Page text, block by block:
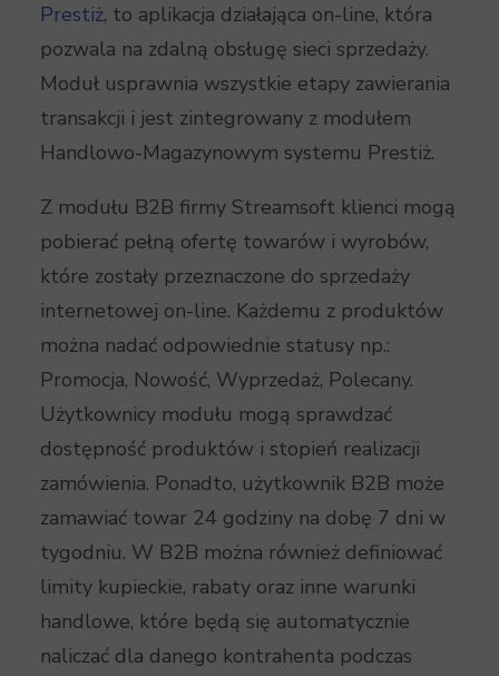
Prestiż, to aplikacja działająca on-line, która
pozwala na zdalną obsługę sieci sprzedaży.
Moduł usprawnia wszystkie etapy zawierania
transakcji i jest zintegrowany z modułem
Handlowo-Magazynowym systemu Prestiż.
Z modułu B2B firmy Streamsoft klienci mogą
pobierać pełną ofertę towarów i wyrobów,
które zostały przeznaczone do sprzedaży
internetowej on-line. Każdemu z produktów
można nadać odpowiednie statusy np.:
Promocja, Nowość, Wyprzedaż, Polecany.
Użytkownicy modułu mogą sprawdzać
dostępność produktów i stopień realizacji
zamówienia. Ponadto, użytkownik B2B może
zamawiać towar 24 godziny na dobę 7 dni w
tygodniu. W B2B można również definiować
limity kupieckie, rabaty oraz inne warunki
handlowe, które będą się automatycznie
naliczać dla danego kontrahenta podczas